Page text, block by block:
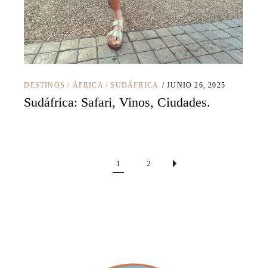
DESTINOS / ÁFRICA/SUDÁFRICA JUNIO 26, 2025
Sudáfrica: Safari, Vinos, Ciudades.
1 2